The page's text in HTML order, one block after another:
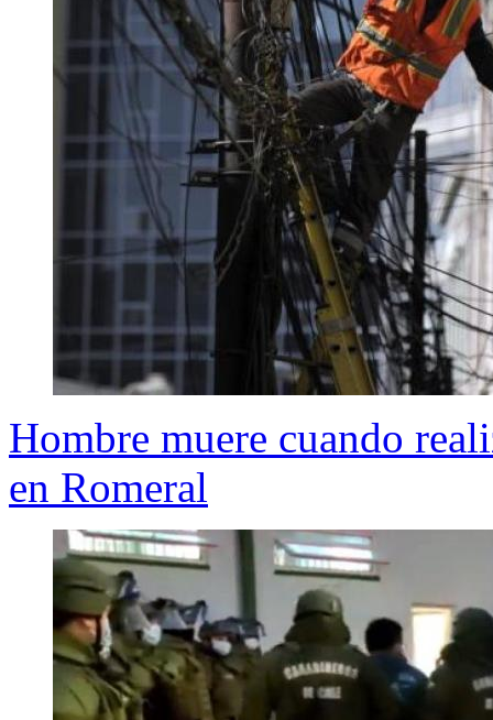
Hombre muere cuando
en Romeral